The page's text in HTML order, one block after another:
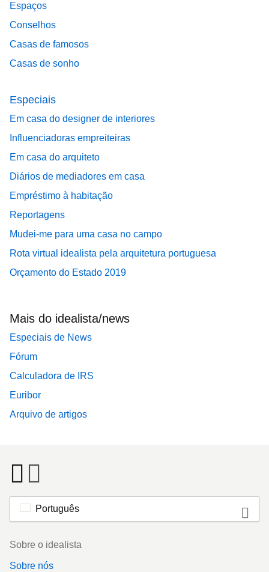
Espaços
Conselhos
Casas de famosos
Casas de sonho
Especiais
Em casa do designer de interiores
Influenciadoras empreiteiras
Em casa do arquiteto
Diários de mediadores em casa
Empréstimo à habitação
Reportagens
Mudei-me para uma casa no campo
Rota virtual idealista pela arquitetura portuguesa
Orçamento do Estado 2019
Mais do idealista/news
Especiais de News
Fórum
Calculadora de IRS
Euribor
Arquivo de artigos
Português
Footer
Sobre o idealista
Sobre nós